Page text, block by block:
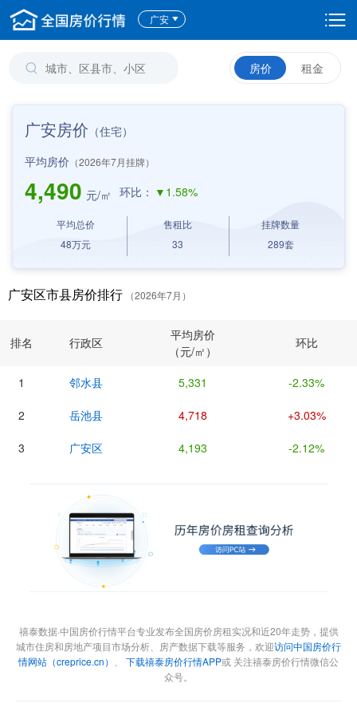
广安
房价 租金
广安房价 （住宅）
平均房价 （2026年7月挂牌）
4,490 元/㎡ 环比： ▼1.58%
平均总价
48万元
售租比
33
挂牌数量
289套
广安区市县房价排行 （2026年7月）
排名 行政区
平均房价
（元/㎡）
环比
1 邻水县 5,331 -2.33%
2 岳池县 4,718 +3.03%
3 广安区 4,193 -2.12%
禧泰数据·中国房价行情平台专业发布全国房价房租实况和近20年走势，提供
城市住房和房地产项目市场分析、房产数据下载等服务，欢迎访问中国房价行
情网站（creprice.cn）
下载禧泰房价行情APP或 关注禧泰房价行情微信公
众号。